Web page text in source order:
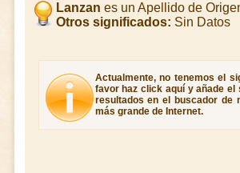
Lanzan es un Apellido de
Otros significados: Sin Datos
Actualmente, no tenemos el
favor haz click aquí y añade
resultados en el buscador de
más grande de Internet.